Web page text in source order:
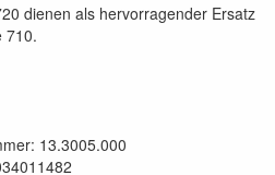
dienen als hervorragender Ersatz
710.
13.3005.000